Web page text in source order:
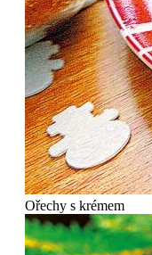
Ořechy s krémem